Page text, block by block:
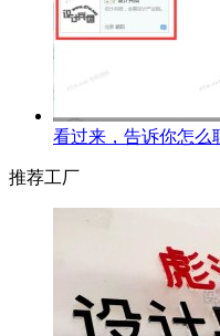
看过来，告诉你怎么
推荐工厂